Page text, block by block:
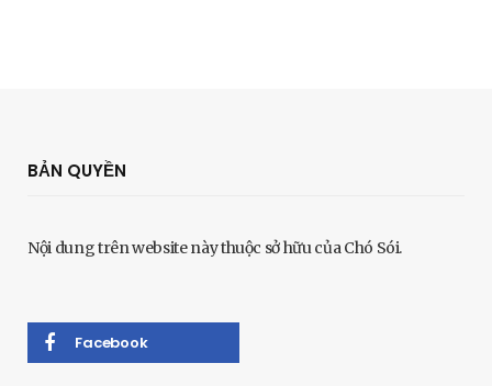
BẢN QUYỀN
Nội dung trên website này thuộc sở hữu của Chó Sói.
Facebook